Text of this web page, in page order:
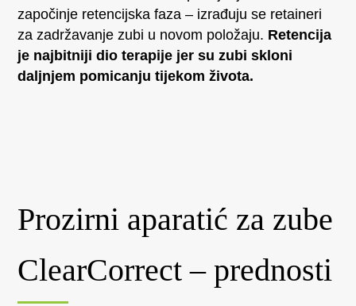
započinje retencijska faza – izrađuju se retaineri
za zadržavanje zubi u novom položaju. Retencija
je najbitniji dio terapije jer su zubi skloni
daljnjem pomicanju tijekom života.
Prozirni aparatić za zube
ClearCorrect – prednosti